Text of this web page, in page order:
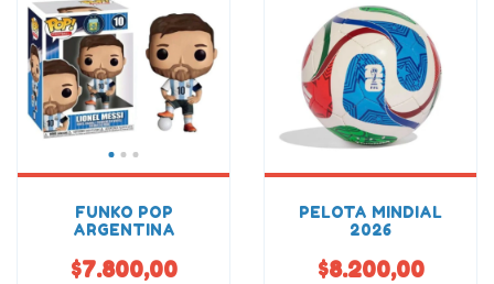
FUNKO POP
ARGENTINA
$7.800,00
PELOTA MINDIAL
2026
$8.200,00